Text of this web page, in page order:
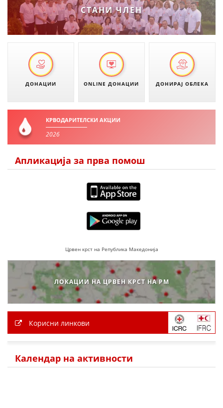
ЗНАЧЕЊЕ НА СЛУЖБАТА ЗА БАРАЊЕ
ФОРМУЛАРИ ЗА БАРАЊА
ЗДРАВСТВЕНО ПРЕВЕНТИВНА ДЕЈНОСТ
ПРВА ПОМОШ
ИНФОРМАЦИИ ЗА БОЛЕСТИ
МЕНАЏМЕНТ НА ВОЛОНТЕРИ
ДЕЈСТВУВАЊЕ
ПРИРАЧНИЦИ
СТРАТЕГИИ
ЕДУКАТИВНО ИНФОРМАТИВНИ МАТЕРИЈАЛИ
СТАНИ ЧЛЕН
ДОНАЦИИ ONLINE ДОНАЦИИ ДОНИРАЈ ОБЛЕКА
КРВОДАРИТЕЛСКИ АКЦИИ
2026
Апликација за прва помош
Црвен крст на Република Македонија
ЛОКАЦИИ НА ЦРВЕН КРСТ НА РМ
Корисни линкови
Календар на активности